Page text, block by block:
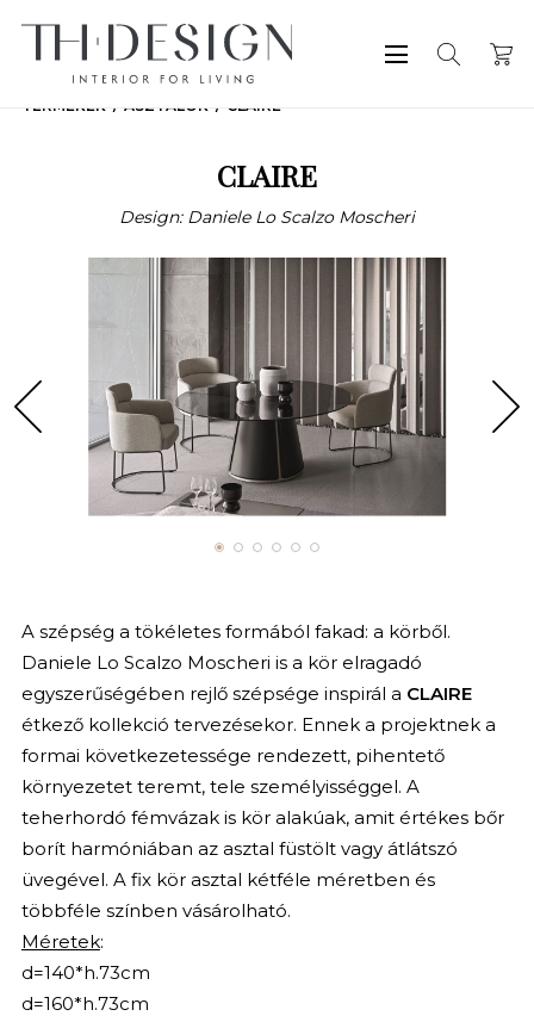
TERMÉKEK ASZTALOK CLAIRE
CLAIRE
Design: Daniele Lo Scalzo Moscheri
A szépség a tökéletes formából fakad: a körből.
Daniele Lo Scalzo Moscheri is a kör elragadó
egyszerűségében rejlő szépsége inspirál a CLAIRE
étkező kollekció tervezésekor. Ennek a projektnek a
formai következetessége rendezett, pihentető
környezetet teremt, tele személyisséggel. A
teherhordó fémvázak is kör alakúak, amit értékes bőr
borít harmóniában az asztal füstölt vagy átlátszó
üvegével. A fix kör asztal kétféle méretben és
többféle színben vásárolható.
Méretek:
d=140*h.73cm
d=160*h.73cm